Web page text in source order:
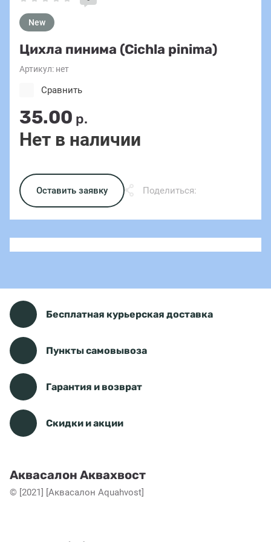
New
Цихла пинима (Cichla pinima)
Артикул: нет
35.00 р.
Нет в наличии
Сравнить
Оставить заявку Поделиться:
Бесплатная курьерская доставка
Пункты самовывоза
Гарантия и возврат
Скидки и акции
Аквасалон Аквахвост
© [2021] [Аквасалон Aquahvost]